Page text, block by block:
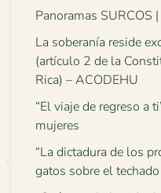
Panoramas SURCOS
La soberanía reside
(artículo 2 de la
Rica) – ACODEHU
“El viaje de regreso a
mujeres
“La dictadura de los
gatos sobre el techado